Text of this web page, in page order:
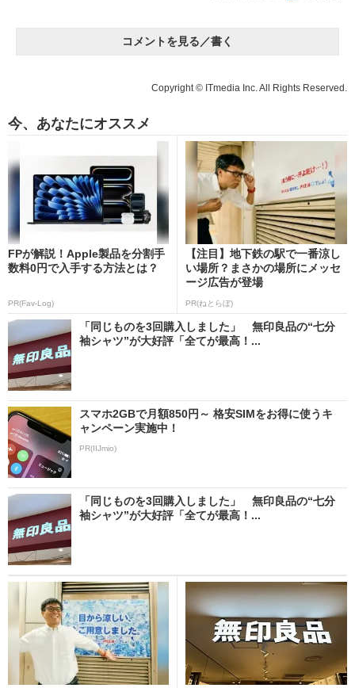
コメントを見る／書く
Copyright © ITmedia Inc. All Rights Reserved.
今、あなたにオススメ
FPが解説！Apple製品を分割手
数料0円で入手する方法とは？
PR(Fav-Log)
【注目】地下鉄の駅で一番涼し
い場所？まさかの場所にメッセ
ージ広告が登場
PR(ねとらぼ)
「同じものを3回購入しました」 無印良品の“七分
袖シャツ”が大好評「全てが最高！...
スマホ2GBで月額850円～ 格安SIMをお得に使うキ
ャンペーン実施中！
PR(IIJmio)
「同じものを3回購入しました」 無印良品の“七分
袖シャツ”が大好評「全てが最高！...